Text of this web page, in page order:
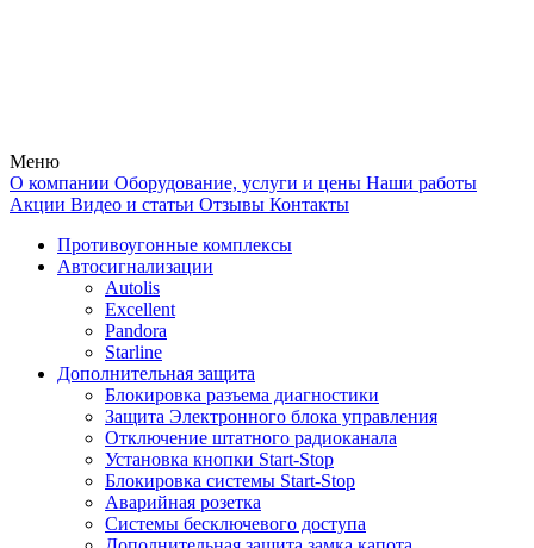
Меню
О компании Оборудование, услуги и цены Наши работы
Акции Видео и статьи Отзывы Контакты
Противоугонные комплексы
Автосигнализации
Autolis
Excellent
Pandora
Starline
Дополнительная защита
Блокировка разъема диагностики
Защита Электронного блока управления
Отключение штатного радиоканала
Установка кнопки Start-Stop
Блокировка системы Start-Stop
Аварийная розетка
Системы бесключевого доступа